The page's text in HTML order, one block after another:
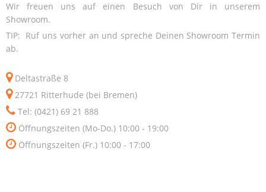
Wir freuen uns auf einen Besuch von Dir in unserem
Showroom.
TIP: Ruf uns vorher an und spreche Deinen Showroom Termin
ab.
Deltastraße 8
27721 Ritterhude (bei Bremen)
Tel: (0421) 69 21 888
Öffnungszeiten (Mo-Do.) 10:00 - 19:00
Öffnungszeiten (Fr.) 10:00 - 17:00